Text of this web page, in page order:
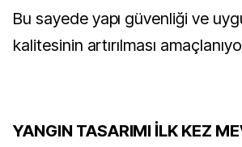
Bu sayede yapı güvenliği ve
kalitesinin artırılması
YANGIN TASARIMI İLK KEZ